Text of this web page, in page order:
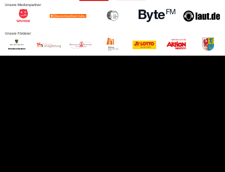
Unsere Medienpartner:
Unsere Förderer: